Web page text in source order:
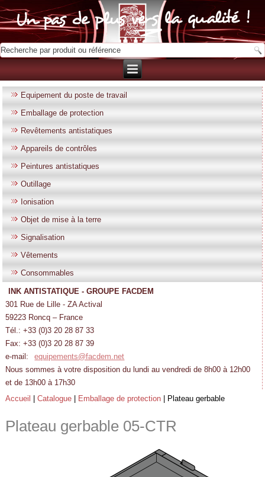
Equipement du poste de travail
Emballage de protection
Revêtements antistatiques
Appareils de contrôles
Peintures antistatiques
Outillage
Ionisation
Objet de mise à la terre
Signalisation
Vêtements
Consommables
INK ANTISTATIQUE - GROUPE FACDEM
301 Rue de Lille - ZA Actival
59223 Roncq – France
Tél.: +33 (0)3 20 28 87 33
Fax: +33 (0)3 20 28 87 39
e-mail:
equipements@facdem.net
Nous sommes à votre disposition du lundi au vendredi de 8h00 à 12h00
et de 13h00 à 17h30
Accueil
|Catalogue Emballage de protection Plateau gerbable
Plateau gerbable 05-CTR